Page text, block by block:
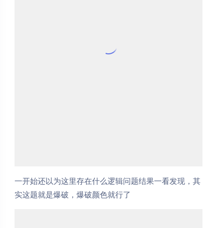
一开始还以为这里存在什么逻辑问题结果一看发现，其
实这题就是爆破，爆破颜色就行了